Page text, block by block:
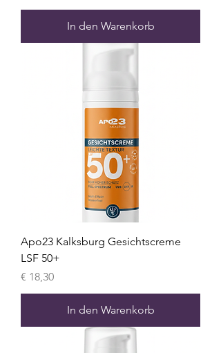
In den Warenkorb
Apo23 Kalksburg Gesichtscreme
LSF 50+
Preis
€ 18,30
In den Warenkorb